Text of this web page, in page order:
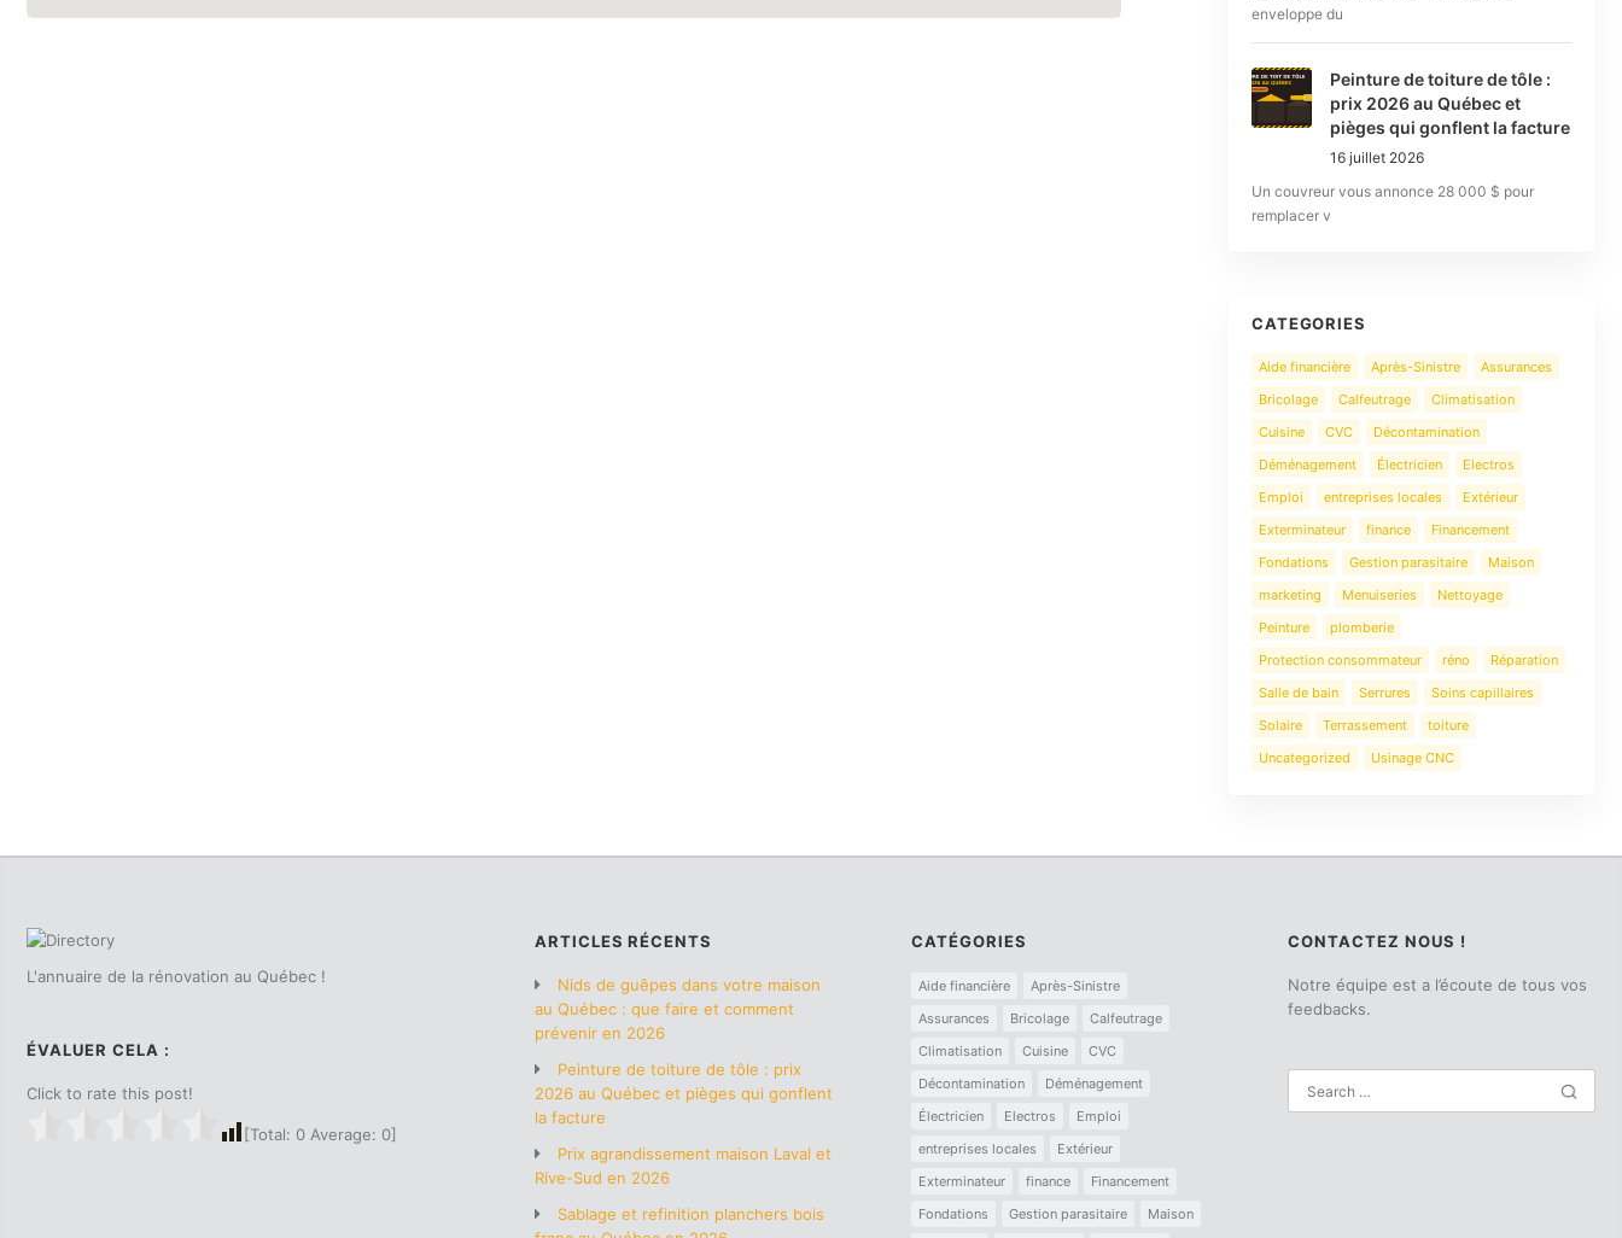
enveloppe du
Peinture de toiture de tôle :
prix 2026 au Québec et
pièges qui gonflent la facture
16 juillet 2026
Un couvreur vous annonce 28 000 $ pour
remplacer v
CATEGORIES
Aide financière Après-Sinistre
Assurances
Bricolage
Calfeutrage
Climatisation
Cuisine
CVC
Décontamination
Déménagement
Électricien
Electros
Emploi
entreprises locales
Extérieur
Exterminateur
finance
Financement
Fondations
Gestion parasitaire
Maison
marketing
Menuiseries
Nettoyage
Peinture
plomberie
Protection consommateur
réno
Réparation
Salle de bain
Serrures
Soins capillaires
Solaire
Terrassement
toiture
Uncategorized
Usinage CNC
L'annuaire de la rénovation au Québec !
ÉVALUER CELA :
Click to rate this post!
[Total: 0 Average: 0]
ARTICLES RÉCENTS
Nids de guêpes dans votre maison
au Québec : que faire et comment
prévenir en 2026
Peinture de toiture de tôle : prix
2026 au Québec et pièges qui gonflent
la facture
Prix agrandissement maison Laval et
Rive-Sud en 2026
Sablage et refinition planchers bois
CATÉGORIES
Aide financière
Après-Sinistre
Assurances
Bricolage
Calfeutrage
Climatisation
Cuisine
CVC
Décontamination
Déménagement
Électricien
Electros
Emploi
entreprises locales
Extérieur
Exterminateur
finance
Financement
Fondations
Gestion parasitaire Maison
CONTACTEZ NOUS !
Notre équipe est a l’écoute de tous vos
feedbacks.